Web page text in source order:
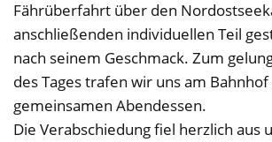
Fährüberfahrt über den
anschließenden individuellen Teil
nach seinem Geschmack. Zum
des Tages trafen wir uns am
gemeinsamen Abendessen.
Die Verabschiedung fiel herzlich aus